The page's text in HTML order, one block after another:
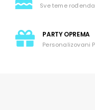
Sve teme
PARTY OPREMA
Personalizovani